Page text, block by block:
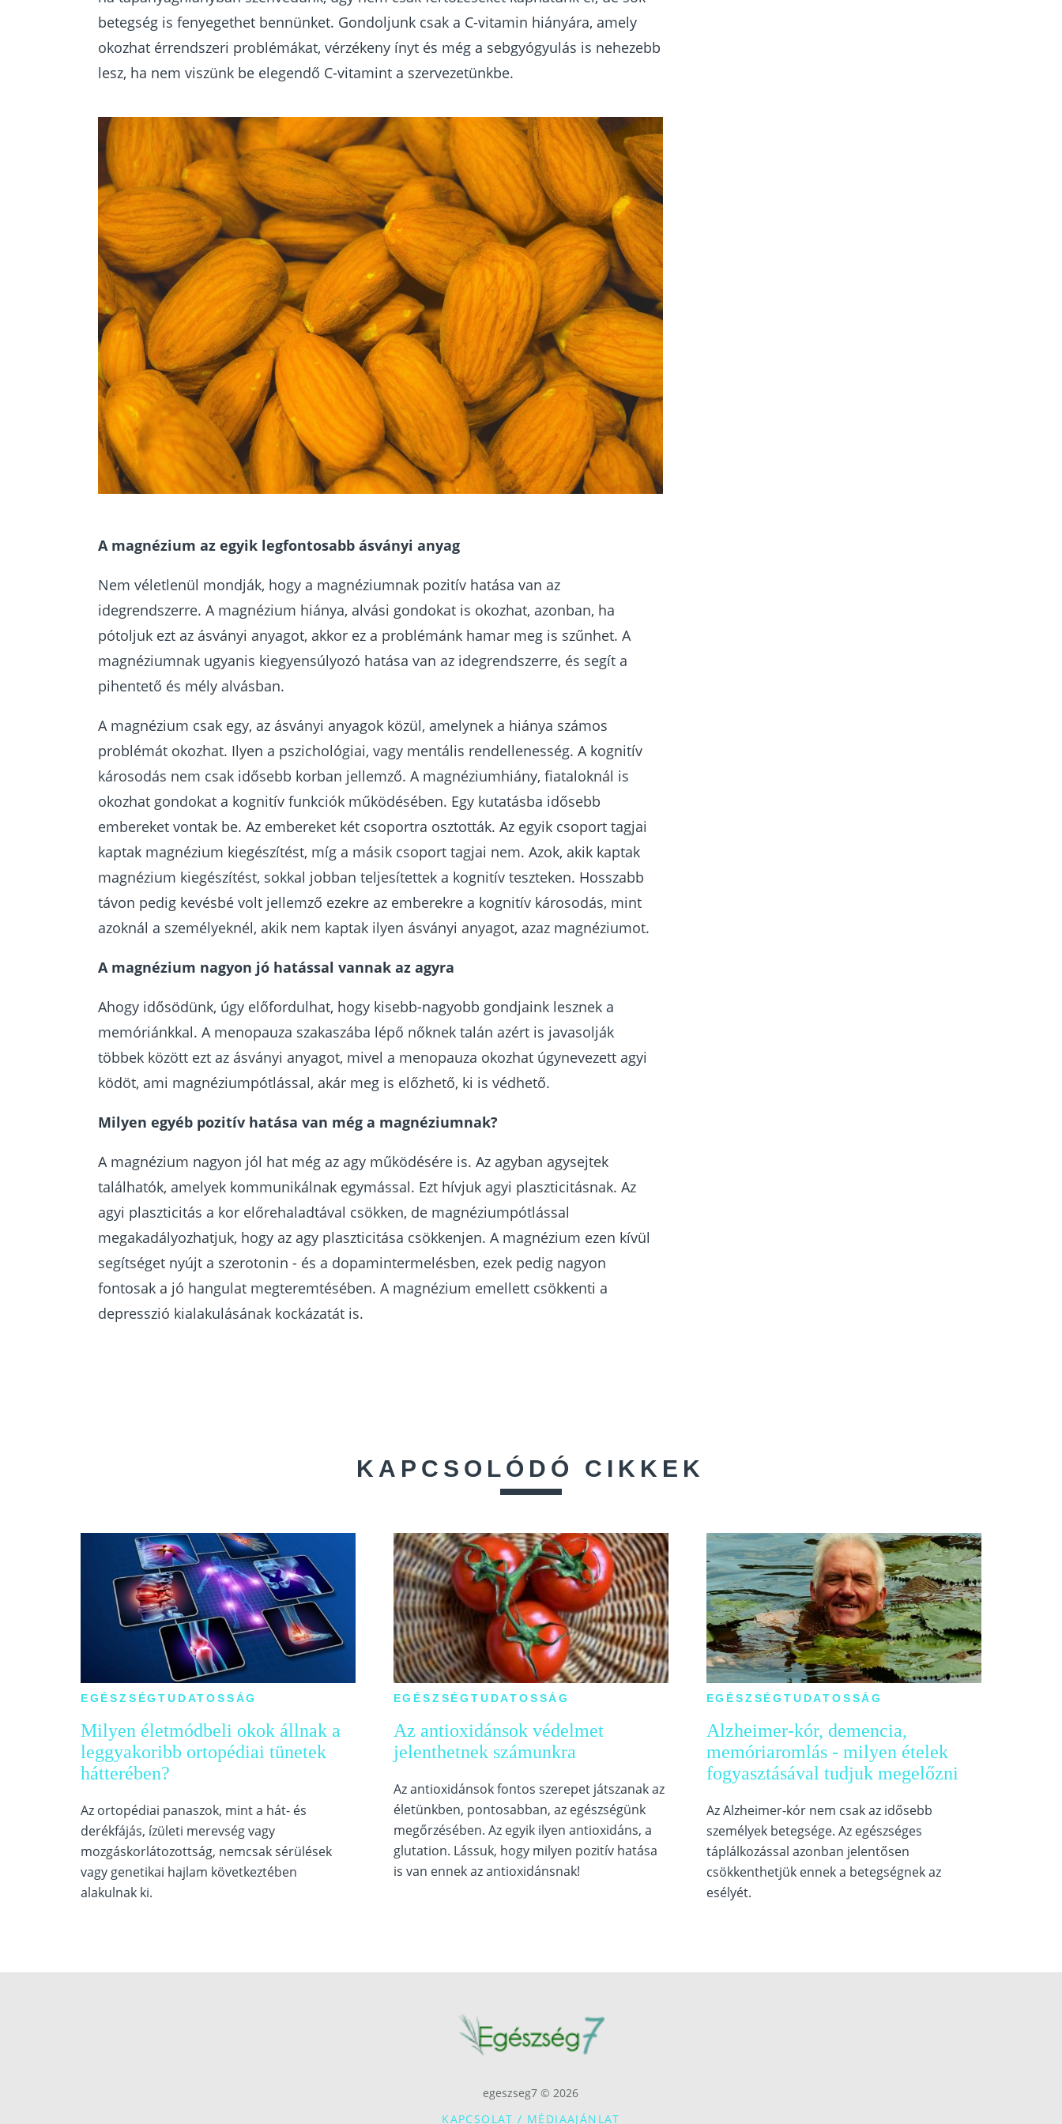
betegség is fenyegethet bennünket. Gondoljunk csak a C-vitamin hiányára, amely
okozhat érrendszeri problémákat, vérzékeny ínyt és még a sebgyógyulás is nehezebb
lesz, ha nem viszünk be elegendő C-vitamint a szervezetünkbe.
A magnézium az egyik legfontosabb ásványi anyag
Nem véletlenül mondják, hogy a magnéziumnak pozitív hatása van az
idegrendszerre. A magnézium hiánya, alvási gondokat is okozhat, azonban, ha
pótoljuk ezt az ásványi anyagot, akkor ez a problémánk hamar meg is szűnhet. A
magnéziumnak ugyanis kiegyensúlyozó hatása van az idegrendszerre, és segít a
pihentető és mély alvásban.
A magnézium csak egy, az ásványi anyagok közül, amelynek a hiánya számos
problémát okozhat. Ilyen a pszichológiai, vagy mentális rendellenesség. A kognitív
károsodás nem csak idősebb korban jellemző. A magnéziumhiány, fiataloknál is
okozhat gondokat a kognitív funkciók működésében. Egy kutatásba idősebb
embereket vontak be. Az embereket két csoportra osztották. Az egyik csoport tagjai
kaptak magnézium kiegészítést, míg a másik csoport tagjai nem. Azok, akik kaptak
magnézium kiegészítést, sokkal jobban teljesítettek a kognitív teszteken. Hosszabb
távon pedig kevésbé volt jellemző ezekre az emberekre a kognitív károsodás, mint
azoknál a személyeknél, akik nem kaptak ilyen ásványi anyagot, azaz magnéziumot.
A magnézium nagyon jó hatással vannak az agyra
Ahogy idősödünk, úgy előfordulhat, hogy kisebb-nagyobb gondjaink lesznek a
memóriánkkal. A menopauza szakaszába lépő nőknek talán azért is javasolják
többek között ezt az ásványi anyagot, mivel a menopauza okozhat úgynevezett agyi
ködöt, ami magnéziumpótlással, akár meg is előzhető, ki is védhető.
Milyen egyéb pozitív hatása van még a magnéziumnak?
A magnézium nagyon jól hat még az agy működésére is. Az agyban agysejtek
találhatók, amelyek kommunikálnak egymással. Ezt hívjuk agyi plaszticitásnak. Az
agyi plaszticitás a kor előrehaladtával csökken, de magnéziumpótlással
megakadályozhatjuk, hogy az agy plaszticitása csökkenjen. A magnézium ezen kívül
segítséget nyújt a szerotonin - és a dopamintermelésben, ezek pedig nagyon
fontosak a jó hangulat megteremtésében. A magnézium emellett csökkenti a
depresszió kialakulásának kockázatát is.
KAPCSOLÓDÓ CIKKEK
EGÉSZSÉGTUDATOSSÁG
Milyen életmódbeli okok állnak a
leggyakoribb ortopédiai tünetek
hátterében?
Az ortopédiai panaszok, mint a hát- és
derékfájás, ízületi merevség vagy
mozgáskorlátozottság, nemcsak sérülések
vagy genetikai hajlam következtében
alakulnak ki.
EGÉSZSÉGTUDATOSSÁG
Az antioxidánsok védelmet
jelenthetnek számunkra
Az antioxidánsok fontos szerepet játszanak az
életünkben, pontosabban, az egészségünk
megőrzésében. Az egyik ilyen antioxidáns, a
glutation. Lássuk, hogy milyen pozitív hatása
is van ennek az antioxidánsnak!
EGÉSZSÉGTUDATOSSÁG
Alzheimer-kór, demencia,
memóriaromlás - milyen ételek
fogyasztásával tudjuk megelőzni
Az Alzheimer-kór nem csak az idősebb
személyek betegsége. Az egészséges
táplálkozással azonban jelentősen
csökkenthetjük ennek a betegségnek az
esélyét.
egeszseg7 © 2026
KAPCSOLAT / MÉDIAAJÁNLAT